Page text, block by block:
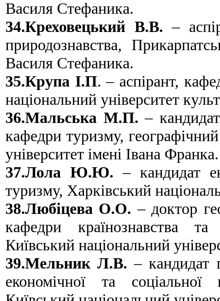
Василя Стефаника.
34.Креховецький В.В. –
природознавства,
Василя Стефаника.
35.Крупа І.П. – аспірант,
національний університет
36.Мальська М.П. –
кафедри туризму,
університет імені Івана Франка.
37.Лола Ю.Ю. – кандидат
туризму, Харківський
38.Любіцева О.О. – доктор
кафедри країнознавства
Київський національний
39.Мельник Л.В. – кандидат
економічної та соціальної